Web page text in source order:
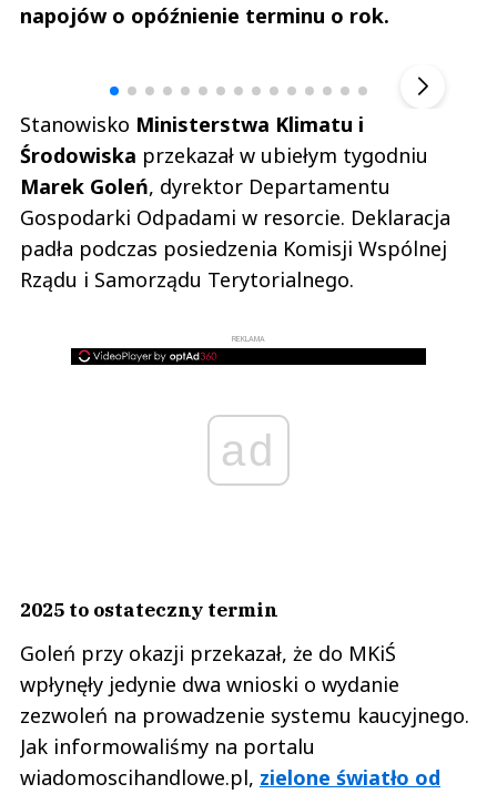
napojów o opóźnienie terminu o rok.
Stanowisko Ministerstwa Klimatu i
Środowiska przekazał w ubiełym tygodniu
Marek Goleń, dyrektor Departamentu
Gospodarki Odpadami w resorcie. Deklaracja
padła podczas posiedzenia Komisji Wspólnej
Rządu i Samorządu Terytorialnego.
REKLAMA
ad
2025 to ostateczny termin
Goleń przy okazji przekazał, że do MKiŚ
wpłynęły jedynie dwa wnioski o wydanie
zezwoleń na prowadzenie systemu kaucyjnego.
Jak informowaliśmy na portalu
wiadomoscihandlowe.pl, zielone światło od